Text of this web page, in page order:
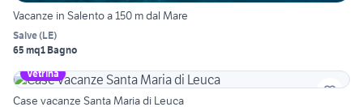
Vacanze in Salento a 150 m dal Mare
Salve(LE)
65 mq1 Bagno
Vetrina
Case vacanze Santa Maria di Leuca